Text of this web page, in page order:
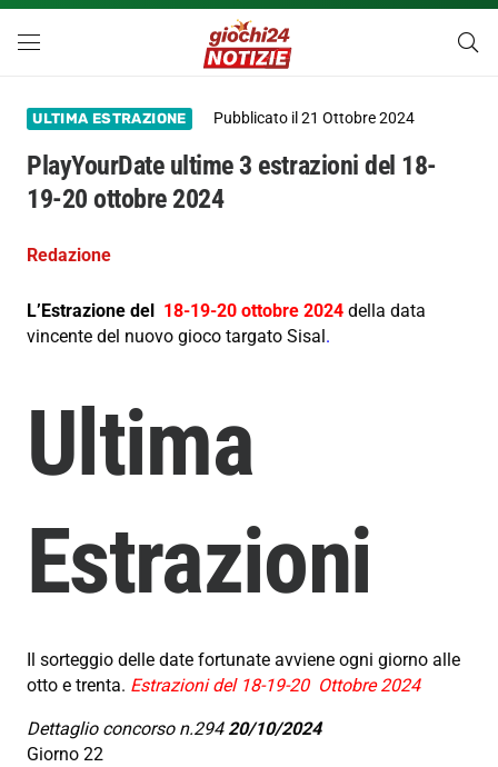
ULTIMA ESTRAZIONE Pubblicato il21 Ottobre 2024
PlayYourDate ultime 3 estrazioni del 18-
19-20 ottobre 2024
Redazione
L’Estrazione del 18-19-20 ottobre 2024 della data
vincente del nuovo gioco targato Sisal .
Ultima
Estrazioni
Il sorteggio delle date fortunate avviene ogni giorno alle
otto e trenta. Estrazioni del 18-19-20 Ottobre2024
Dettaglio concorso n.29420/10/2024
Giorno 22